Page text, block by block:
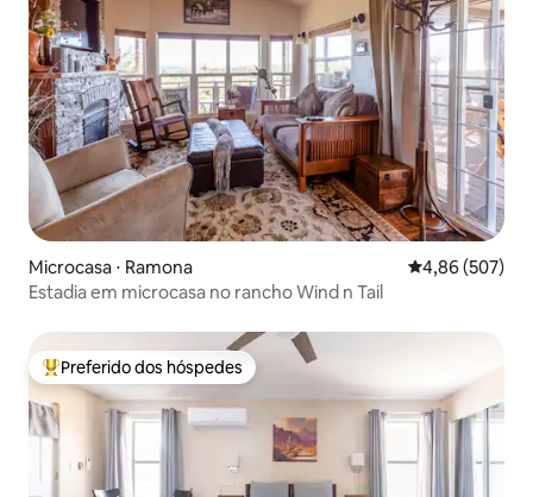
Microcasa ⋅ Ramona 4,86 de uma
4,86 (507)
Estadia em microcasa no rancho Wind n Tail
Entre os melhores preferidos dos hóspedes
Preferido dos hóspedes